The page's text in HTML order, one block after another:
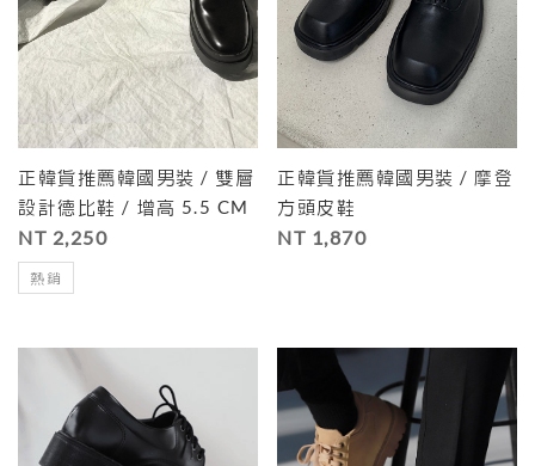
正韓貨推薦韓國男裝 / 雙層
設計德比鞋 / 增高 5.5 CM
NT 2,250
熱銷
正韓貨推薦韓國男裝 / 摩登
方頭皮鞋
NT 1,870